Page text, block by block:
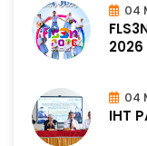
04
2026
04
IHT